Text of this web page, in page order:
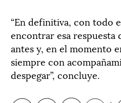
“En definitiva, con todo
encontrar esa respuesta
antes y, en el momento
siempre con
despegar”, concluye.